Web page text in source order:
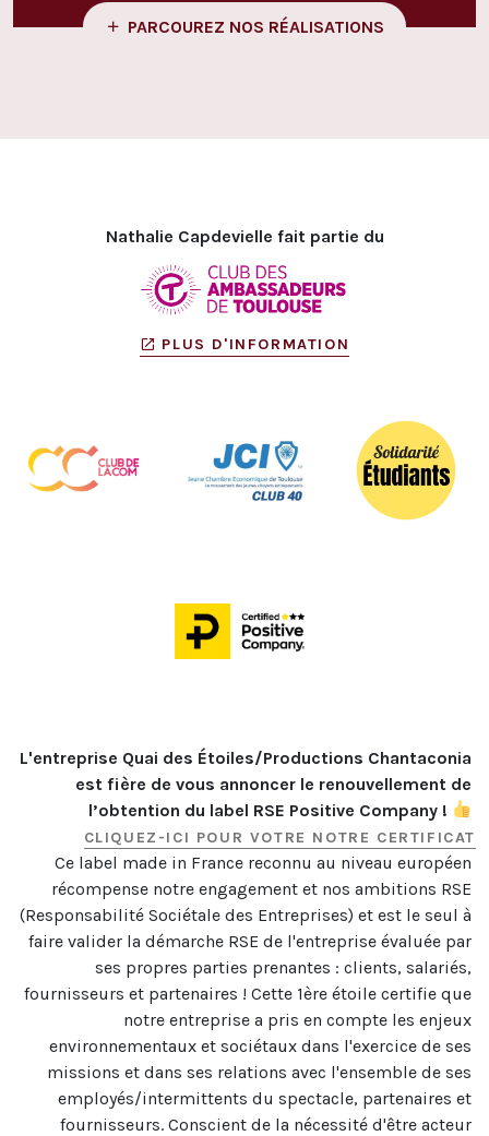
PARCOUREZ NOS RÉALISATIONS
Nathalie Capdevielle fait partie du
PLUS D'INFORMATION
L'entreprise Quai des Étoiles/Productions Chantaconia
est fière de vous annoncer le renouvellement de
l’obtention du label RSE Positive Company !
CLIQUEZ-ICI POUR VOTRE NOTRE CERTIFICAT
Ce label made in France reconnu au niveau européen
récompense notre engagement et nos ambitions RSE
(Responsabilité Sociétale des Entreprises) et est le seul à
faire valider la démarche RSE de l'entreprise évaluée par
ses propres parties prenantes : clients, salariés,
fournisseurs et partenaires ! Cette 1ère étoile certifie que
notre entreprise a pris en compte les enjeux
environnementaux et sociétaux dans l'exercice de ses
missions et dans ses relations avec l'ensemble de ses
employés/intermittents du spectacle, partenaires et
fournisseurs. Conscient de la nécessité d'être acteur